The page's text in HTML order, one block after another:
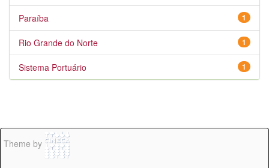
1
Paraíba
1
Rio Grande do Norte
1
Sistema Portuário
Theme by